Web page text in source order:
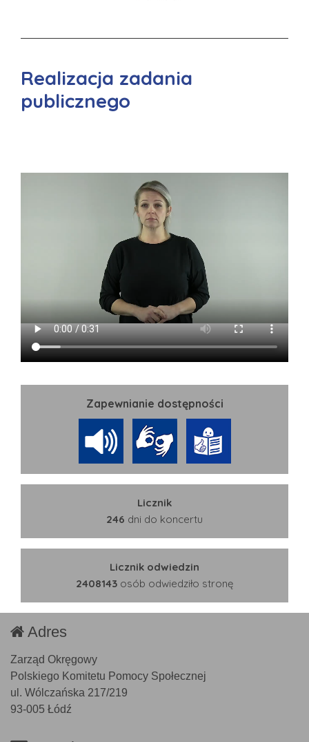
Realizacja zadania
publicznego
Zapewnianie dostępności
Licznik
246 dni do koncertu
Licznik odwiedzin
2408143 osób odwiedziło stronę
Adres
Zarząd Okręgowy
Polskiego Komitetu Pomocy Społecznej
ul. Wólczańska 217/219
93-005 Łódź